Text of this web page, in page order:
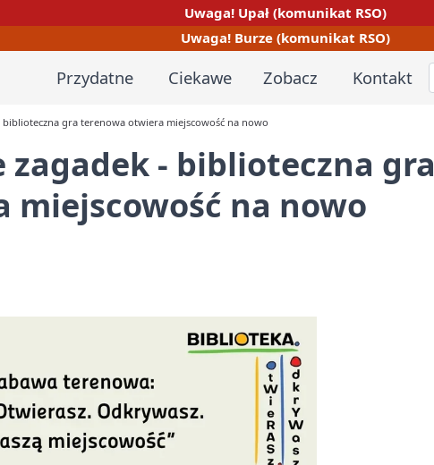
Uwaga! Upał (komunikat RSO)
Uwaga! Burze (komunikat RSO)
Przydatne Ciekawe Zobacz Kontakt
gra terenowa otwiera miejscowość na nowo
- biblioteczna gra
na nowo